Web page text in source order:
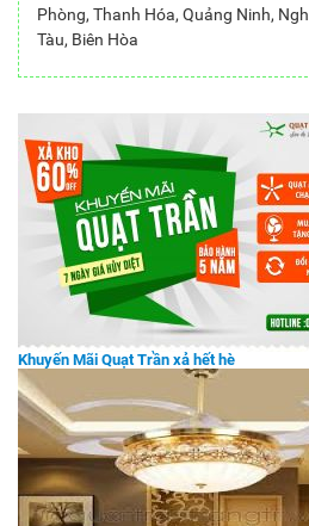
Phòng, Thanh Hóa, Quảng Ninh,
Tàu, Biên Hòa
Khuyến Mãi Quạt Trần xả hết hè